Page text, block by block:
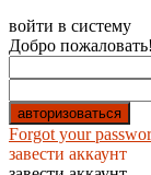
войти в систему
Добро
Forgot your
завести аккаунт